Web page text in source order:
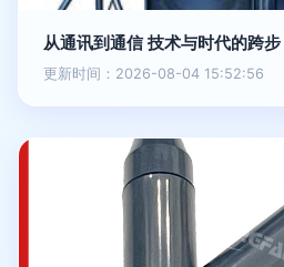
从通讯到通信 技术与时代的跨步
更新时间：2026-08-04 15:52:56